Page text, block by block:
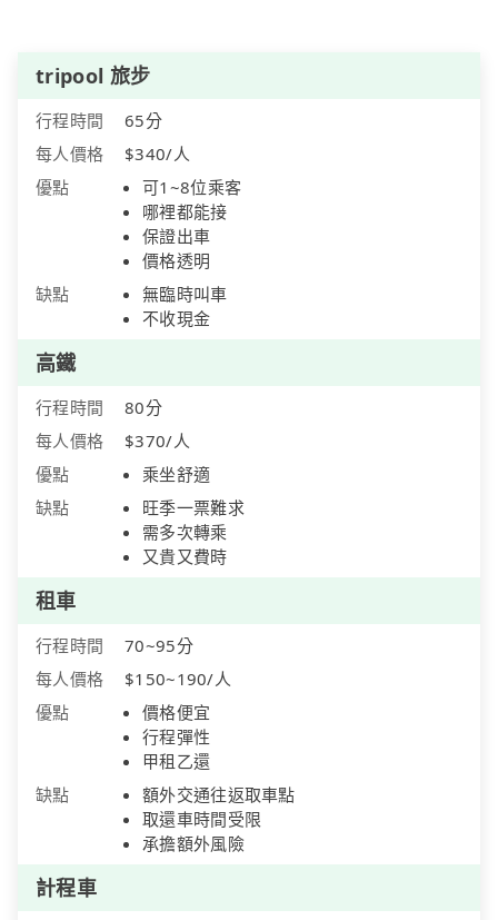
tripool 旅步
行程時間
65分
每人價格
$340/人
優點
可1~8位乘客
哪裡都能接
保證出車
價格透明
缺點
無臨時叫車
不收現金
高鐵
行程時間
80分
每人價格
$370/人
優點
乘坐舒適
缺點
旺季一票難求
需多次轉乘
又貴又費時
租車
行程時間
70~95分
每人價格
$150~190/人
優點
價格便宜
行程彈性
甲租乙還
缺點
額外交通往返取車點
取還車時間受限
承擔額外風險
計程車